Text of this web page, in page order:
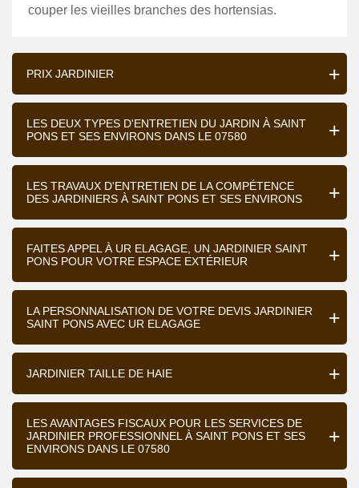
couper les vieilles branches des hortensias.
PRIX JARDINIER
LES DEUX TYPES D'ENTRETIEN DU JARDIN À SAINT
PONS ET SES ENVIRONS DANS LE 07580
LES TRAVAUX D'ENTRETIEN DE LA COMPÉTENCE
DES JARDINIERS À SAINT PONS ET SES ENVIRONS
FAITES APPEL À UR ELAGAGE, UN JARDINIER SAINT
PONS POUR VOTRE ESPACE EXTÉRIEUR
LA PERSONNALISATION DE VOTRE DEVIS JARDINIER
SAINT PONS AVEC UR ELAGAGE
JARDINIER TAILLE DE HAIE
LES AVANTAGES FISCAUX POUR LES SERVICES DE
JARDINIER PROFESSIONNEL À SAINT PONS ET SES
ENVIRONS DANS LE 07580